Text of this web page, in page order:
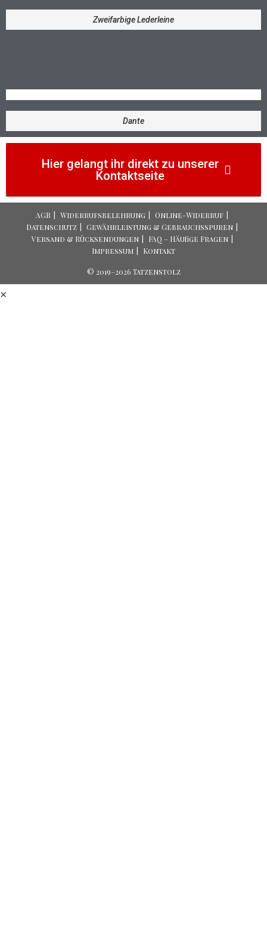
Zweifarbige Lederleine
Dante
Hier gelangt ihr direkt zu unserer
Kontaktseite
AGB Widerrufsbelehrung
Online-Widerruf
Datenschutz
Gewährleistung & Gebrauchsspuren
Versand & Rücksendungen
FAQ – Häufige Fragen
Impressum
Kontakt
© 2019–2026 Tatzenstolz
×